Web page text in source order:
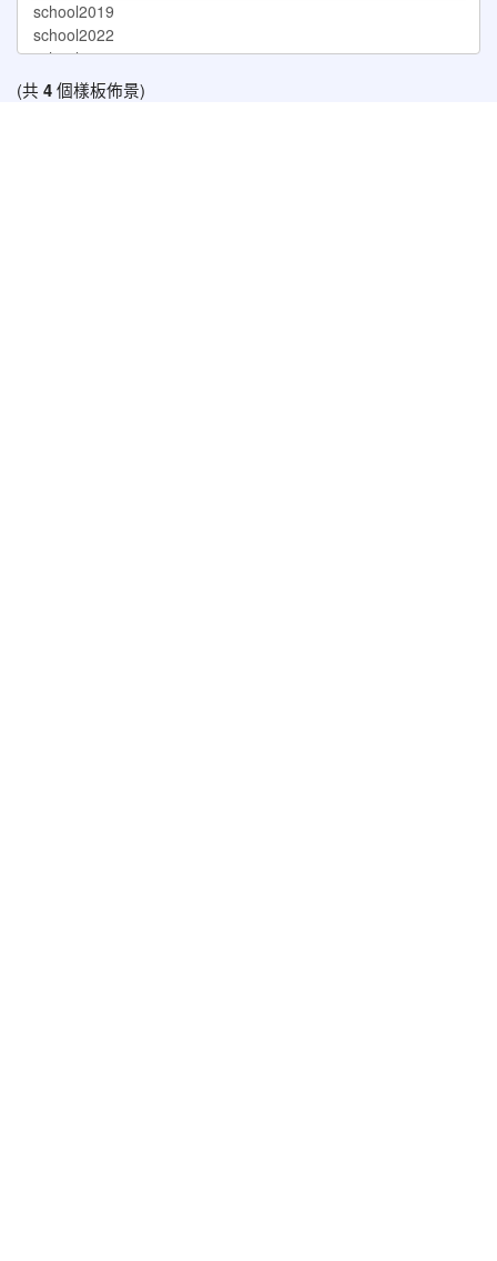
(共 4個樣板佈景)